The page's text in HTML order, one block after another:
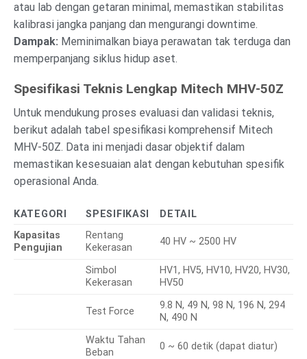
atau lab dengan getaran minimal, memastikan stabilitas
kalibrasi jangka panjang dan mengurangi downtime.
Dampak: Meminimalkan biaya perawatan tak terduga dan
memperpanjang siklus hidup aset.
Spesifikasi Teknis Lengkap Mitech MHV-50Z
Untuk mendukung proses evaluasi dan validasi teknis,
berikut adalah tabel spesifikasi komprehensif Mitech
MHV-50Z. Data ini menjadi dasar objektif dalam
memastikan kesesuaian alat dengan kebutuhan spesifik
operasional Anda.
KATEGORI SPESIFIKASI
DETAIL
Kapasitas
Pengujian
Rentang
Kekerasan
40 HV ~ 2500 HV
Simbol
Kekerasan
HV1, HV5, HV10, HV20, HV30,
HV50
Test Force
9.8 N, 49 N, 98 N, 196 N, 294
N, 490 N
Waktu Tahan
Beban
0 ~ 60 detik (dapat diatur)